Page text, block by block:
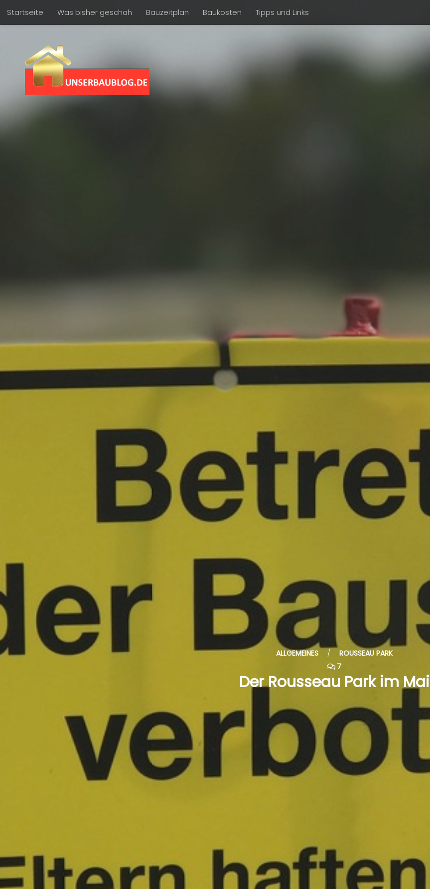
Skip to content
Startseite Was bisher geschah Bauzeitplan Baukosten Tipps und Links
ALLGEMEINES /
ROUSSEAU PARK
7
Der Rousseau Park im Mai